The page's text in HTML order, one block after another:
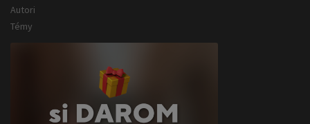
Autori
Témy